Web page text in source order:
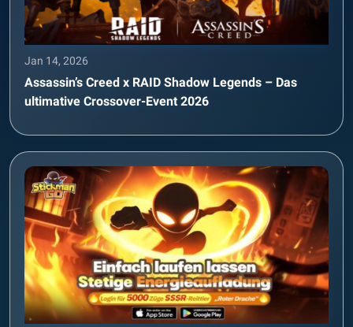
Jan 14, 2026
Assassin’s Creed x RAID Shadow Legends – Das
ultimative Crossover-Event 2026